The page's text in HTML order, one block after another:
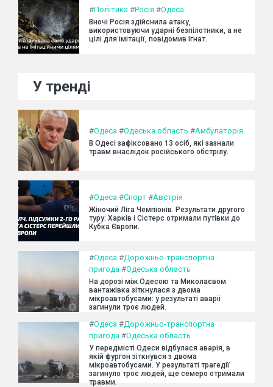
#Політика #Росія #Одеса
Вночі Росія здійснила атаку,
використовуючи ударні безпілотники, а не
цілі для імітації, повідомив Ігнат.
У тренді
#Одеса #Одеська область #Амбулаторія
В Одесі зафіксовано 13 осіб, які зазнали
травм внаслідок російського обстрілу.
#Одеса #Спорт #Австрія
Жіночий Ліга Чемпіонів. Результати другого
туру: Харків і Сістерс отримали путівки до
Кубка Європи.
#Одеса #Дорожньо-транспортна
пригода #Одеська область
На дорозі між Одесою та Миколаєвом
вантажівка зіткнулася з двома
мікроавтобусами: у результаті аварії
загинули троє людей.
#Одеса #Дорожньо-транспортна
пригода #Одеська область
У передмісті Одеси відбулася аварія, в
якій фургон зіткнувся з двома
мікроавтобусами. У результаті трагедії
загинуло троє людей, ще семеро отримали
травми.